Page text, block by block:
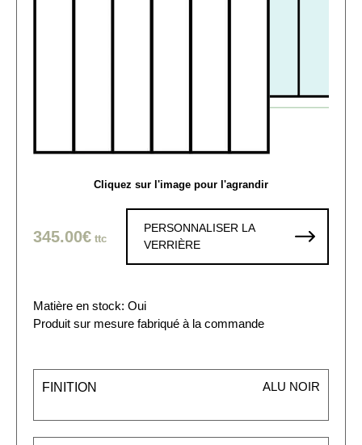
Cliquez sur l'image pour l'agrandir
345.00€ ttc
PERSONNALISER LA
VERRIÈRE
Matière en stock: Oui
Produit sur mesure fabriqué à la commande
FINITION ALU NOIR